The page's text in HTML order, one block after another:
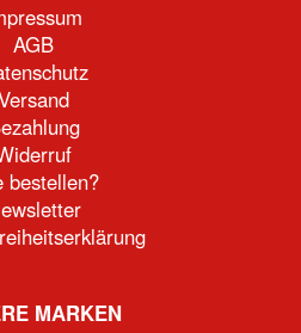
AGB
bestellen?
MARKEN